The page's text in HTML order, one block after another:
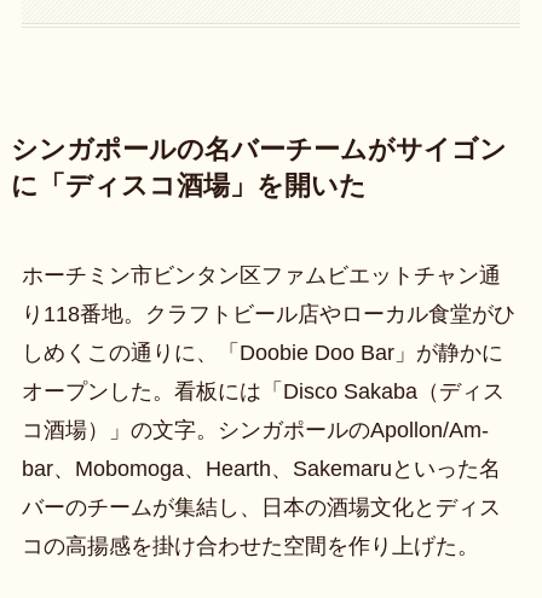
シンガポールの名バーチームがサイゴン
に「ディスコ酒場」を開いた
ホーチミン市ビンタン区ファムビエットチャン通
り118番地。クラフトビール店やローカル食堂がひ
しめくこの通りに、「Doobie Doo Bar」が静かに
オープンした。看板には「Disco Sakaba（ディス
コ酒場）」の文字。シンガポールのApollon/Am-
bar、Mobomoga、Hearth、Sakemaruといった名
バーのチームが集結し、日本の酒場文化とディス
コの高揚感を掛け合わせた空間を作り上げた。